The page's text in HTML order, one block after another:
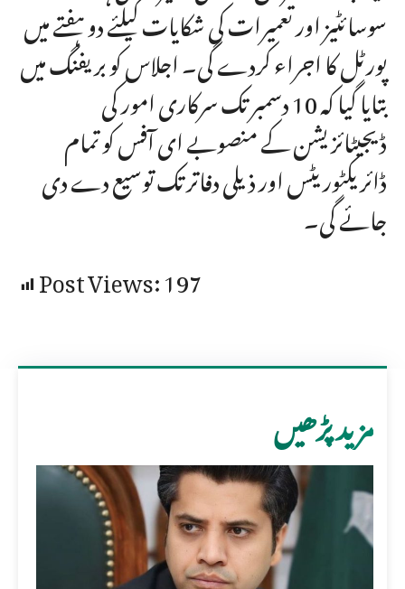
سوسائٹیز اور تعمیرات کی شکایات کیلئے دو ہفتے میں
پورٹل کا اجراء کردے گی۔ اجلاس کو بریفنگ میں
بتایا گیا کہ 10 دسمبر تک سرکاری امور کی
ڈیجیٹائزیشن کے منصوبے ای آفس کو تمام
ڈائریکٹوریٹس اور ذیلی دفاتر تک توسیع دے دی
جائے گی۔
Post Views:197
مزید پڑھیں